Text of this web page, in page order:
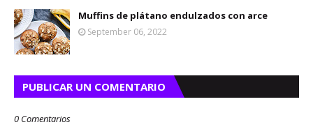
Muffins de plátano endulzados con arce
September 06, 2022
PUBLICAR UN COMENTARIO
0 Comentarios